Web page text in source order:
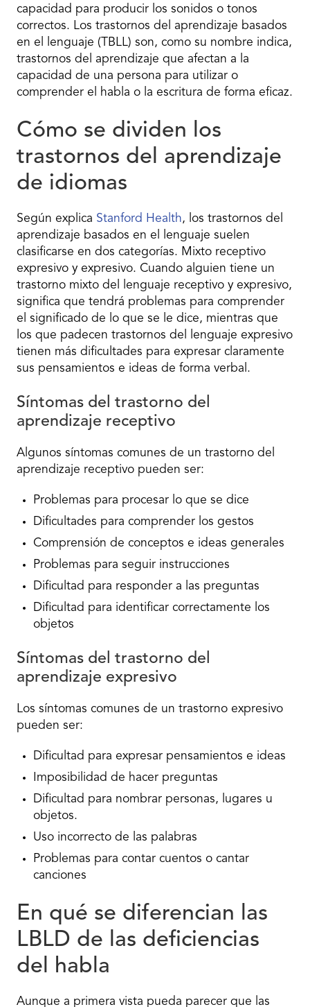
capacidad para producir los sonidos o tonos
correctos. Los trastornos del aprendizaje basados
en el lenguaje (TBLL) son, como su nombre indica,
trastornos del aprendizaje que afectan a la
capacidad de una persona para utilizar o
comprender el habla o la escritura de forma eficaz.
Cómo se dividen los
trastornos del aprendizaje
de idiomas
Según explica Stanford Health, los trastornos del
aprendizaje basados en el lenguaje suelen
clasificarse en dos categorías. Mixto receptivo
expresivo y expresivo. Cuando alguien tiene un
trastorno mixto del lenguaje receptivo y expresivo,
significa que tendrá problemas para comprender
el significado de lo que se le dice, mientras que
los que padecen trastornos del lenguaje expresivo
tienen más dificultades para expresar claramente
sus pensamientos e ideas de forma verbal.
Síntomas del trastorno del
aprendizaje receptivo
Algunos síntomas comunes de un trastorno del
aprendizaje receptivo pueden ser:
Problemas para procesar lo que se dice
Dificultades para comprender los gestos
Comprensión de conceptos e ideas generales
Problemas para seguir instrucciones
Dificultad para responder a las preguntas
Dificultad para identificar correctamente los
objetos
Síntomas del trastorno del
aprendizaje expresivo
Los síntomas comunes de un trastorno expresivo
pueden ser:
Dificultad para expresar pensamientos e ideas
Imposibilidad de hacer preguntas
Dificultad para nombrar personas, lugares u
objetos.
Uso incorrecto de las palabras
Problemas para contar cuentos o cantar
canciones
En qué se diferencian las
LBLD de las deficiencias
del habla
Aunque a primera vista pueda parecer que las